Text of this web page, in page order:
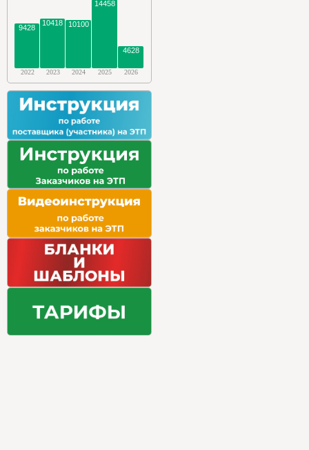
9428
10418 10100
14458
4628
2022 2023 2024 2025 2026